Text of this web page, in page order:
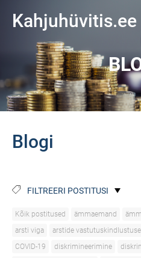
Kahjuhüvitis.ee
Blogi
FILTREERI POSTITUSI
Kõik postitused ämmaemand
arsti viga
arstide
COVID-19
diskrimineerimine